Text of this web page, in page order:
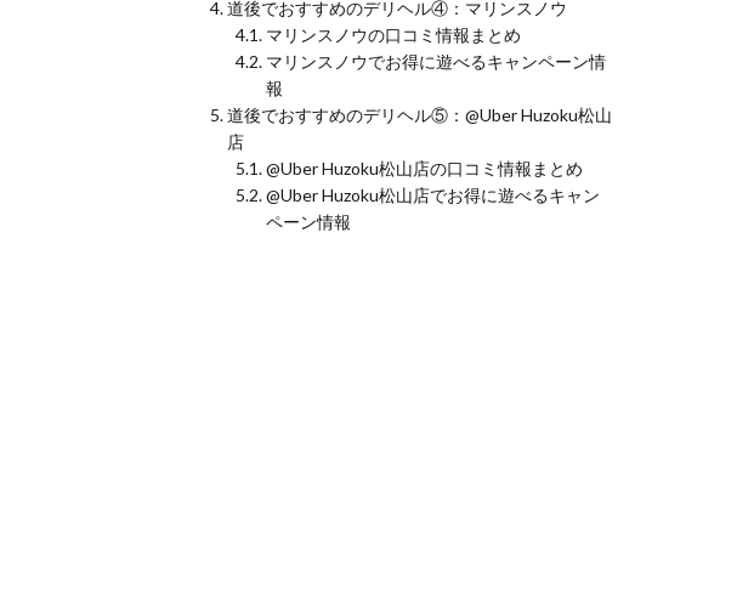
道後でおすすめのデリヘル④：マリンスノウ
マリンスノウの口コミ情報まとめ
マリンスノウでお得に遊べるキャンペーン情
報
道後でおすすめのデリヘル⑤：@Uber Huzoku松山
店
@Uber Huzoku松山店の口コミ情報まとめ
@Uber Huzoku松山店でお得に遊べるキャン
ペーン情報